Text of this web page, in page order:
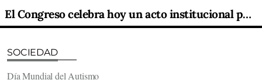
El Congreso celebra hoy un acto institucional por el Día Mundial del Autismo
SOCIEDAD
Día Mundial del Autismo